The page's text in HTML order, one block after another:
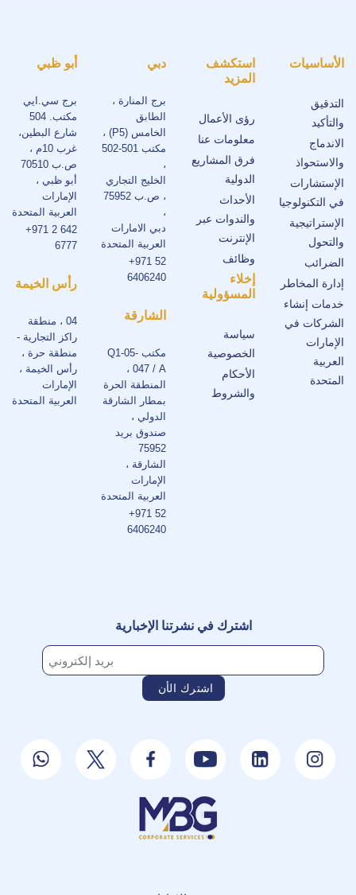
الأساسيات
التدقيق
والتأكيد
الاندماج
والاستحواذ
الإستشارات
في التكنولوجيا
الإستراتيجية
والتحول
الضرائب
إدارة المخاطر
خدمات إنشاء
الشركات في
الإمارات
العربية
المتحدة
استكشف
المزيد
رؤى الأعمال
معلومات عنا
فرق المشاريع
الدولية
الأحداث
والندوات عبر
الإنترنت
وظائف
إخلاء
المسؤولية
سياسة
الخصوصية
الأحكام
والشروط
دبي
برج المنارة ،
الطابق
الخامس (P5) ،
مكتب 501-502
،
الخليج التجاري
، ص.ب 75952
،
دبي الامارات
العربية المتحدة
+971 52
6406240
الشارقة
مكتب Q1-05-
047 / A ،
المنطقة الحرة
بمطار الشارقة
الدولي ،
صندوق بريد
75952
الشارقة ،
الإمارات
العربية المتحدة
+971 52
6406240
أبو ظبي
برج سي.ايي
مكتب. 504
شارع البطين،
غرب 10م ،
ص.ب 70510
أبو ظبي ،
الإمارات
العربية المتحدة
+971 2 642
6777
رأس الخيمة
04 ، منطقة
راكز التجارية -
منطقة حرة ،
رأس الخيمة ،
الإمارات
العربية المتحدة
اشترك في نشرتنا الإخبارية